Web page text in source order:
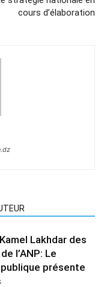
cours d’élaboration
Lakhdar des
l’ANP: Le
présente